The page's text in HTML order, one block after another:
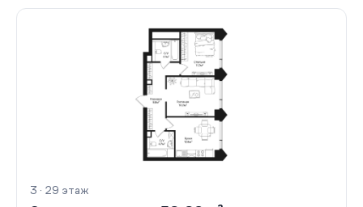
3 · 29 этаж